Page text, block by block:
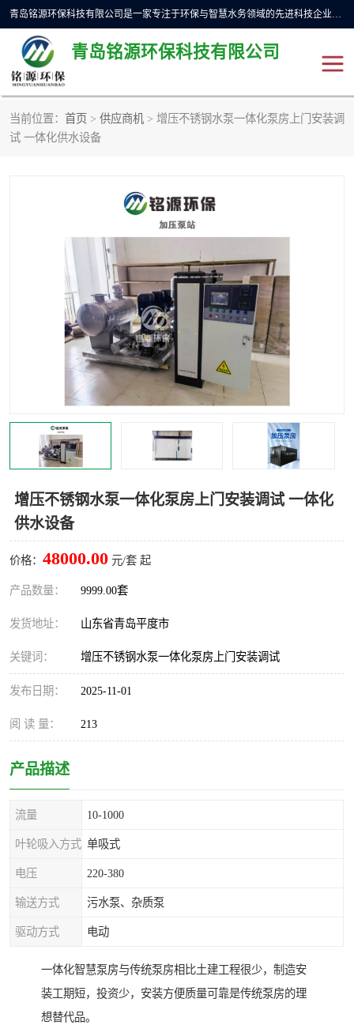
青岛铭源环保科技有限公司是一家专注于环保与智慧水务领域的先进科技企业，公司专注于云智能一体化预制泵站、水务循环利用、海绵城市、云智慧水务开发及新型环保技术研发等领域。铭源环保以为客户提供优质产品、专业技术服务为己任。为客户提供量身定制方案，提供多种配置方案满足实际使用要求。严控供货周期，并提供高标准后期维护。以环保为己任，视质量如生命，以技术做先导，靠诚信赢客户。
青岛铭源环保科技有限公司
当前位置： 首页 > 供应商机 > 增压不锈钢水泵一体化泵房上门安装调
试 一体化供水设备
增压不锈钢水泵一体化泵房上门安装调试 一体化
供水设备
价格： 48000.00 元/套 起
产品数量： 9999.00套
发货地址： 山东省青岛平度市
关键词： 增压不锈钢水泵一体化泵房上门安装调试
发布日期： 2025-11-01
阅 读 量： 213
产品描述
流量 10-1000
叶轮吸入方式 单吸式
电压 220-380
输送方式 污水泵、杂质泵
驱动方式 电动
一体化智慧泵房与传统泵房相比土建工程很少，制造安
装工期短，投资少，安装方便质量可靠是传统泵房的理
想替代品。
一体化HMPP泵站
液动限流闸门
加压泵房/灌溉泵房 一体化预制泵站
不锈钢浮筒阀 真空冲洗装置
雨水收集回用装置 门式冲洗装置
智能一体化灌溉泵房 一体化污水处理泵房
水面垃圾清理装置 浅层砂过滤装置
一体化泵闸
真空冲洗设备
水平自清洗格栅